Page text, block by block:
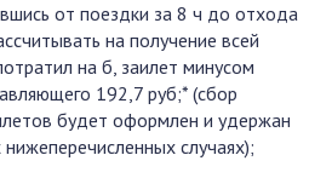
от поездки за 8 ч до отхода
на получение всей
на б, заилет минусом
192,7 руб;* (сбор
будет оформлен и удержан
случаях);